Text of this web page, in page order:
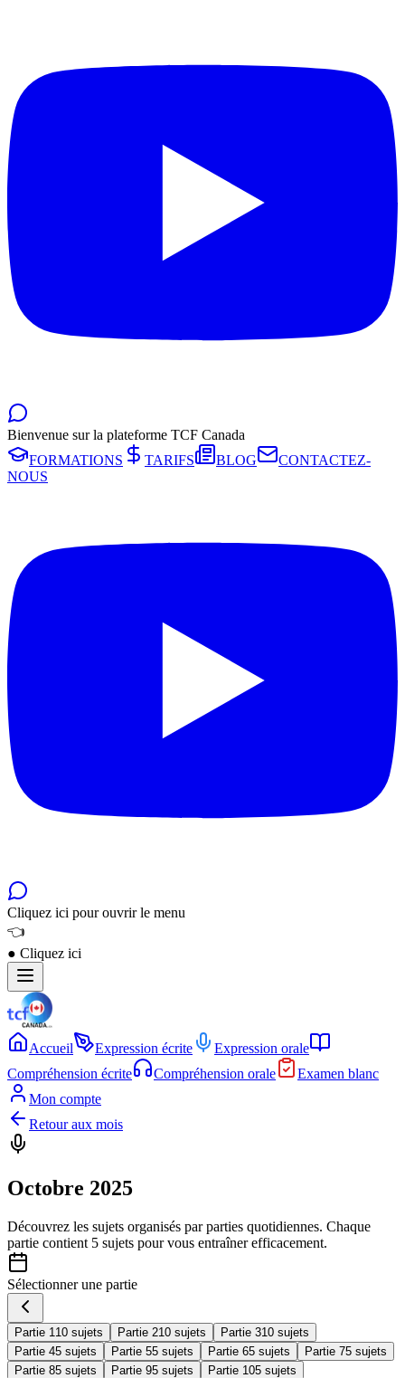
Bienvenue sur la plateforme TCF Canada
FORMATIONS
TARIFS BLOG
CONTACTEZ-
NOUS
Cliquez ici pour ouvrir le menu
👈
● Cliquez ici
Accueil Expression écrite
Expression orale
Compréhension écrite
Compréhension orale
Examen blanc
Mon compte
Retour aux mois
Octobre 2025
Découvrez les sujets organisés par parties quotidiennes. Chaque
partie contient 5 sujets pour vous entraîner efficacement.
Sélectionner une partie
Partie 1 10 sujets Partie 210 sujets Partie 310 sujets
Partie 45 sujets Partie 55 sujets Partie 65 sujets Partie 75 sujets
Partie 85 sujets Partie 95 sujets Partie 105 sujets